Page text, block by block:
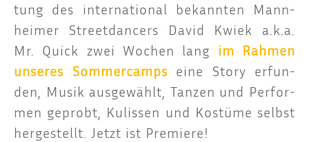
tung des inter­na­tio­nal bekann­ten Mann­
hei­mer Street­dan­cers David Kwiek a.k.a.
Mr. Quick zwei Wochen lang im Rah­men
unse­res Som­mer­campseine Sto­ry erfun­
den, Musik aus­ge­wählt, Tan­zen und Per­for­
men geprobt, Kulis­sen und Kos­tü­me selbst
her­ge­stellt. Jetzt ist Premiere!